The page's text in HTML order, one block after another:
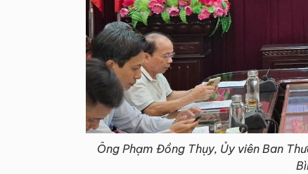
Ông Phạm Đồng Thụy, Ủy viên Ban